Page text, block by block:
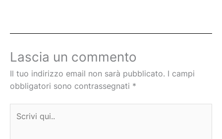
Lascia un commento
Il tuo indirizzo email non sarà pubblicato. I campi
obbligatori sono contrassegnati *
qui..